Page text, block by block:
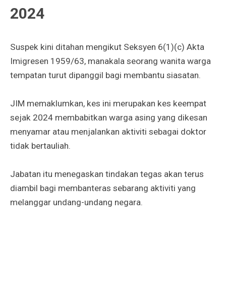
2024
Suspek kini ditahan mengikut Seksyen 6(1)(c) Akta
Imigresen 1959/63, manakala seorang wanita warga
tempatan turut dipanggil bagi membantu siasatan.
JIM memaklumkan, kes ini merupakan kes keempat
sejak 2024 membabitkan warga asing yang dikesan
menyamar atau menjalankan aktiviti sebagai doktor
tidak bertauliah.
Jabatan itu menegaskan tindakan tegas akan terus
diambil bagi membanteras sebarang aktiviti yang
melanggar undang-undang negara.